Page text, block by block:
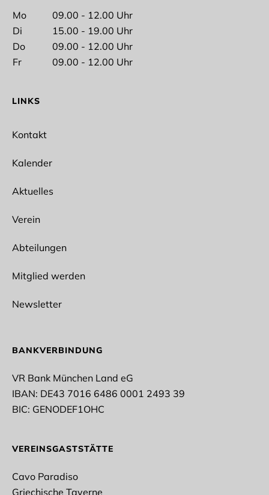
Nachname
Ich interessiere mich für folgende Abteilungen
Spikeball
Wun Hop Kuen Do
Outdoor
Rope Skipping
Stockschießen
* Pflichtfelder
der datenschutzrechtlichen Einwilligungserklärung
zu.
Mo
09.00 - 12.00 Uhr
Di
15.00 - 19.00 Uhr
Do
09.00 - 12.00 Uhr
Fr
09.00 - 12.00 Uhr
LINKS
Kontakt
Kalender
Aktuelles
Verein
Abteilungen
Mitglied werden
Newsletter
BANKVERBINDUNG
VR Bank München Land eG
IBAN: DE43 7016 6486 0001 2493 39
BIC: GENODEF1OHC
VEREINSGASTSTÄTTE
Cavo Paradiso
Griechische Taverne